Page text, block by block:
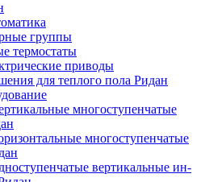
группы
термостаты
приводы
для теплого пола Ридан
многоступенчатые
многоступенчатые
вертикальные ин-